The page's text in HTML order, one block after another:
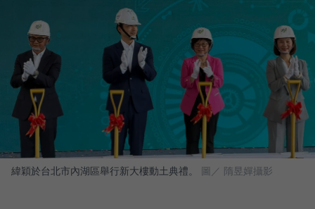
緯穎於台北市內湖區舉行新大樓動土典禮。 圖／ 隋昱嬋攝影